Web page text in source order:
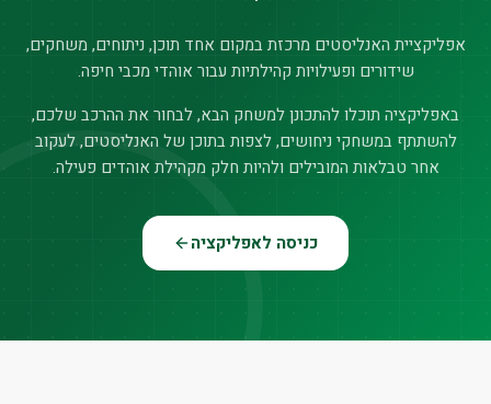
אפליקציית האנליסטים מרכזת במקום אחד תוכן, ניתוחים, משחקים,
שידורים ופעילויות קהילתיות עבור אוהדי מכבי חיפה.
באפליקציה תוכלו להתכונן למשחק הבא, לבחור את ההרכב שלכם,
להשתתף במשחקי ניחושים, לצפות בתוכן של האנליסטים, לעקוב
אחר טבלאות המובילים ולהיות חלק מקהילת אוהדים פעילה.
כניסה לאפליקציה